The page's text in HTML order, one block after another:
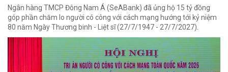
Ngân hàng TMCP Đông Nam Á (SeABank) đã ủng hộ 15 tỷ đồng
góp phần chăm lo người có công với cách mạng hướng tới kỷ niệm
80 năm Ngày Thương binh - Liệt sĩ (27/7/1947 - 27/7/2027).